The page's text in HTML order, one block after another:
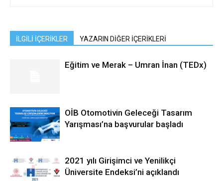
İLGİLİ İÇERİKLER YAZARIN DİĞER İÇERİKLERİ
Eğitim ve Merak – Umran İnan (TEDx)
OİB Otomotivin Geleceği Tasarım
Yarışması’na başvurular başladı
2021 yılı Girişimci ve Yenilikçi
Üniversite Endeksi’ni açıklandı